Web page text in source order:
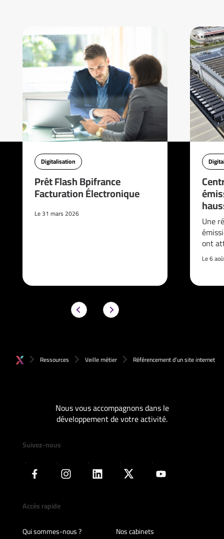
Digitalisation
Prêt Flash Bpifrance
Facturation Électronique
Le 31 mars 2026
Une
ont
Le 6
Ressources Veille métier Référencement d’un site internet
Nous vous accompagnons dans le
développement de votre activité.
Suivez-nous
Accès rapide
Qui sommes-nous ?
Nos cabinets